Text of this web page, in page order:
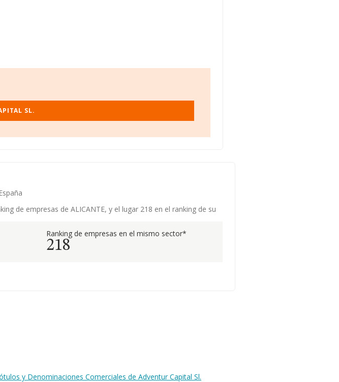
SL.
de empresas de ALICANTE, y el lugar 218 en el ranking de su
Ranking de empresas en el mismo sector*
218
y Denominaciones Comerciales de Adventur Capital Sl.